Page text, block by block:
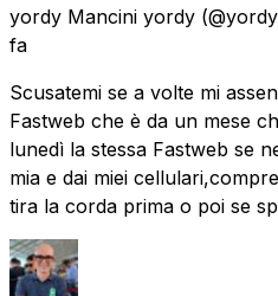
yordy Mancini yordy
fa
Scusatemi se a volte mi
Fastweb che è da un mese
lunedì la stessa Fastweb
mia e dai miei
tira la corda prima o poi se